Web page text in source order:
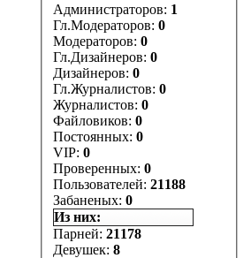
Администраторов: 1
Гл.Модераторов: 0
Модераторов: 0
Гл.Дизайнеров: 0
Дизайнеров: 0
Гл.Журналистов: 0
Журналистов: 0
Файловиков: 0
Постоянных: 0
VIP: 0
Проверенных: 0
Пользователей: 21188
Забаненых: 0
Из них:
Парней: 21178
Девушек: 8